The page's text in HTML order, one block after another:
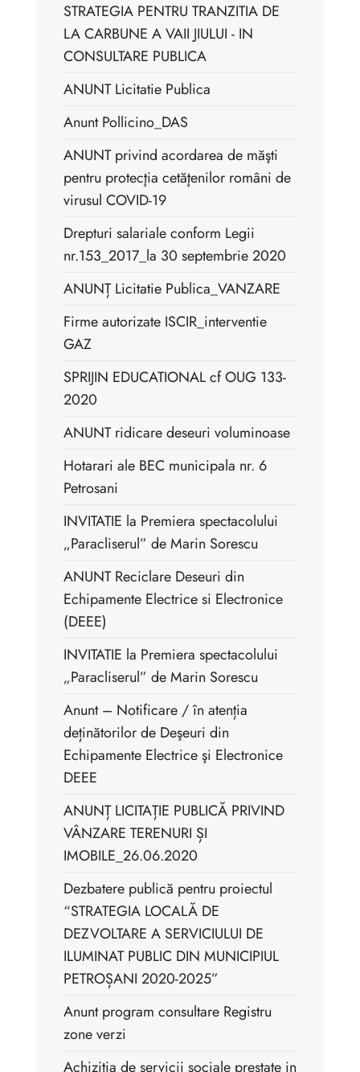
STRATEGIA PENTRU TRANZITIA DE
LA CARBUNE A VAII JIULUI - IN
CONSULTARE PUBLICA
ANUNT Licitatie Publica
Anunt Pollicino_DAS
ANUNT privind acordarea de măşti
pentru protecţia cetăţenilor români de
virusul COVID-19
Drepturi salariale conform Legii
nr.153_2017_la 30 septembrie 2020
ANUNȚ Licitatie Publica_VANZARE
Firme autorizate ISCIR_interventie
GAZ
SPRIJIN EDUCATIONAL cf OUG 133-
2020
ANUNT ridicare deseuri voluminoase
Hotarari ale BEC municipala nr. 6
Petrosani
INVITATIE la Premiera spectacolului
„Paracliserul” de Marin Sorescu
ANUNT Reciclare Deseuri din
Echipamente Electrice si Electronice
(DEEE)
INVITATIE la Premiera spectacolului
„Paracliserul” de Marin Sorescu
Anunt – Notificare / în atenția
deținătorilor de Deşeuri din
Echipamente Electrice şi Electronice
DEEE
ANUNȚ LICITAȚIE PUBLICĂ PRIVIND
VÂNZARE TERENURI ȘI
IMOBILE_26.06.2020
Dezbatere publică pentru proiectul
“STRATEGIA LOCALĂ DE
DEZVOLTARE A SERVICIULUI DE
ILUMINAT PUBLIC DIN MUNICIPIUL
PETROȘANI 2020-2025”
Anunt program consultare Registru
zone verzi
Achizitia de servicii sociale prestate in